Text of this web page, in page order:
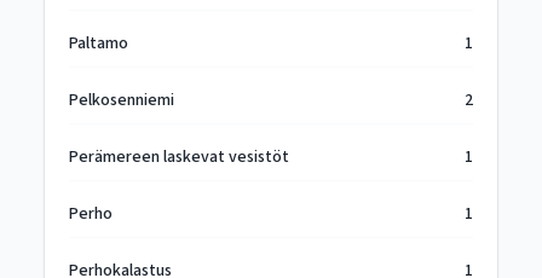
Paltamo 1
Pelkosenniemi 2
Perämereen laskevat vesistöt 1
Perho 1
Perhokalastus 1